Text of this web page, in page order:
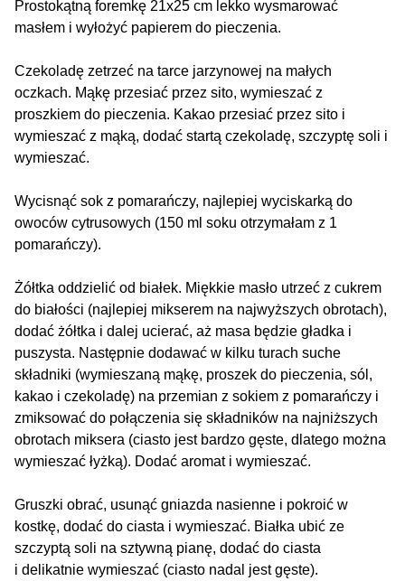
Prostokątną foremkę 21x25 cm lekko wysmarować
masłem i wyłożyć papierem do pieczenia.
Czekoladę zetrzeć na tarce jarzynowej na małych
oczkach. Mąkę przesiać przez sito, wymieszać z
proszkiem do pieczenia. Kakao przesiać przez sito i
wymieszać z mąką, dodać startą czekoladę, szczyptę soli i
wymieszać.
Wycisnąć sok z pomarańczy, najlepiej wyciskarką do
owoców cytrusowych (150 ml soku otrzymałam z 1
pomarańczy).
Żółtka oddzielić od białek. Miękkie masło utrzeć z cukrem
do białości (najlepiej mikserem na najwyższych obrotach),
dodać żółtka i dalej ucierać, aż masa będzie gładka i
puszysta. Następnie dodawać w kilku turach suche
składniki (wymieszaną mąkę, proszek do pieczenia, sól,
kakao i czekoladę) na przemian z sokiem z pomarańczy i
zmiksować do połączenia się składników na najniższych
obrotach miksera (ciasto jest bardzo gęste, dlatego można
wymieszać łyżką). Dodać aromat i wymieszać.
Gruszki obrać, usunąć gniazda nasienne i pokroić w
kostkę, dodać do ciasta i wymieszać. Białka ubić ze
szczyptą soli na sztywną pianę, dodać do ciasta
i delikatnie wymieszać (ciasto nadal jest gęste).